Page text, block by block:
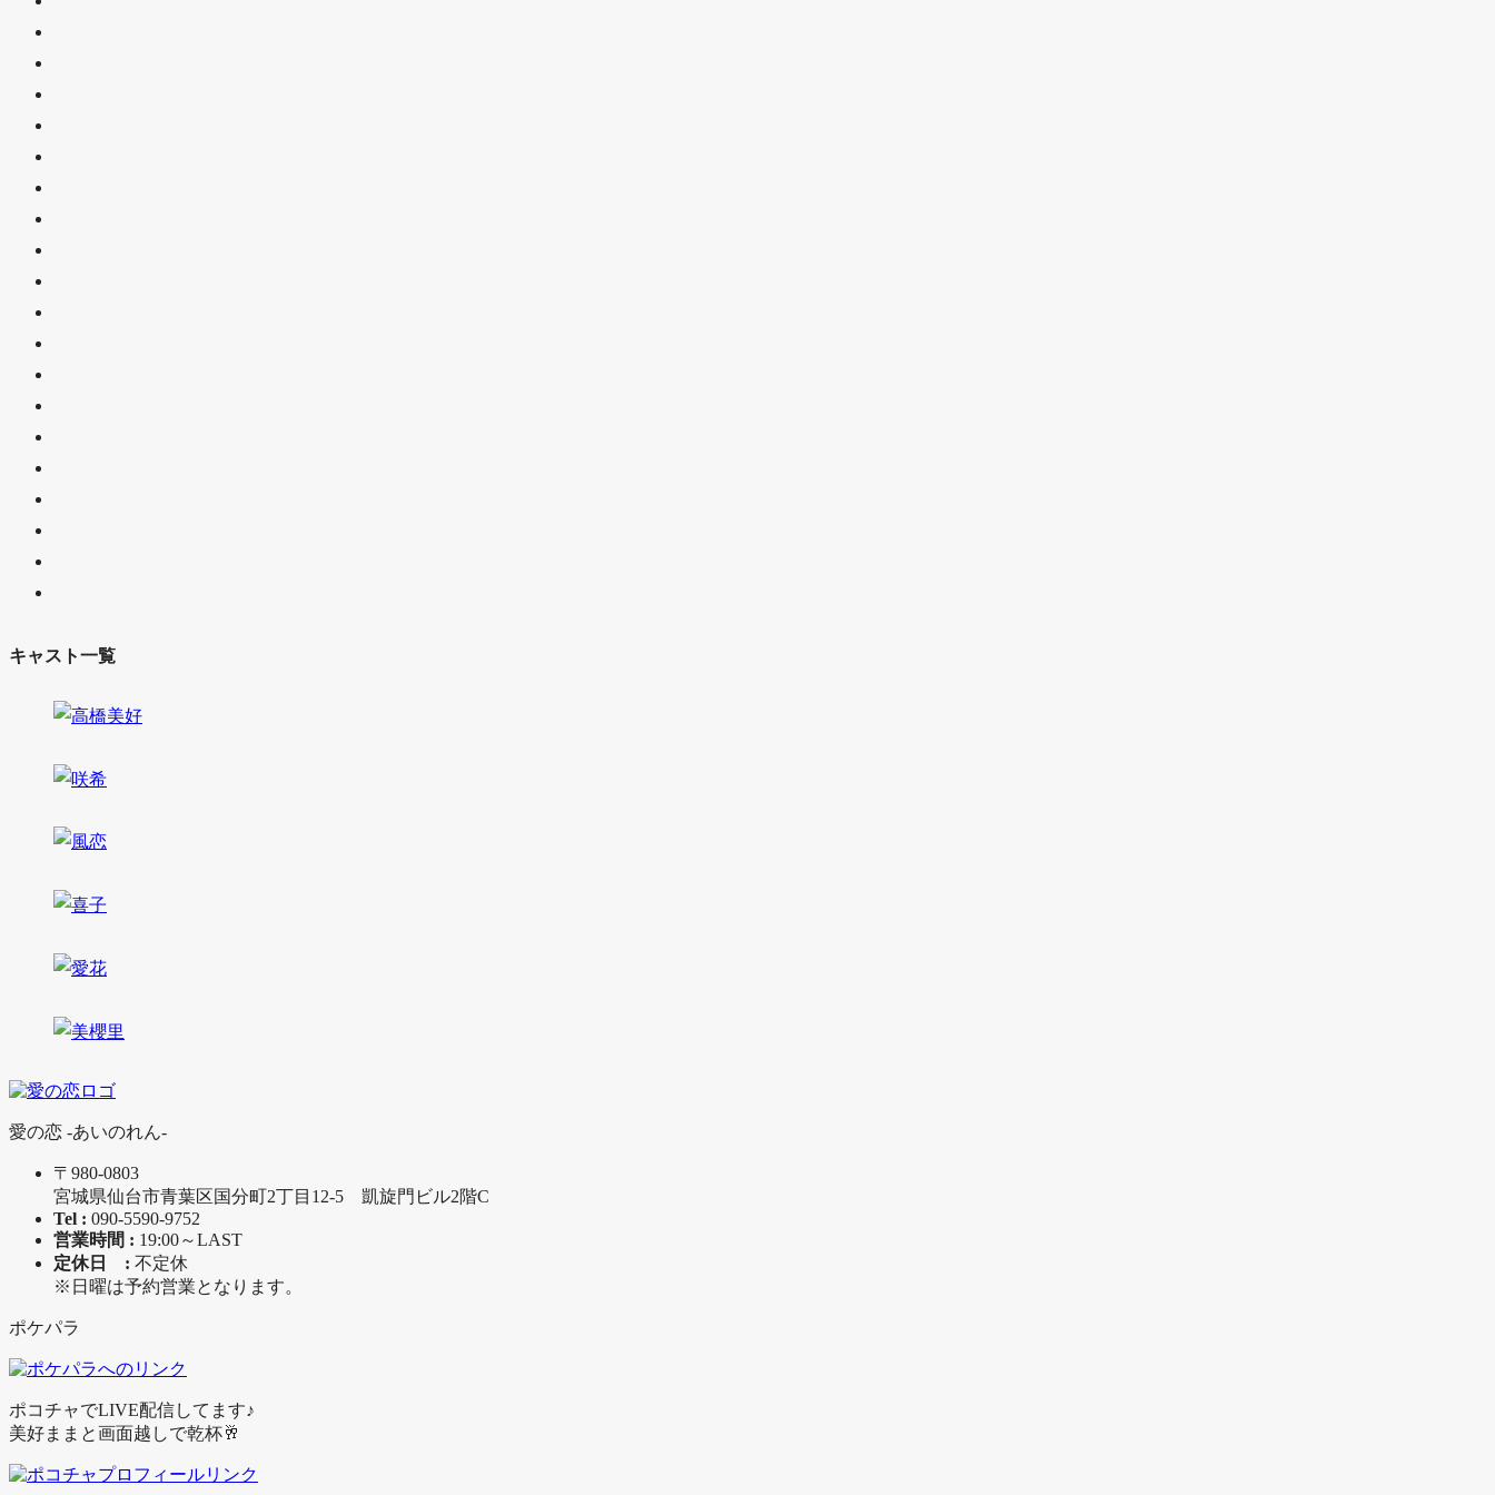
キャスト一覧
愛の恋 -あいのれん-
〒980-0803
宮城県仙台市青葉区国分町2丁目12-5 凱旋門ビル2階C
Tel : 090-5590-9752
営業時間 : 19:00～LAST
定休日 : 不定休
※日曜は予約営業となります。
ポケパラ
ポコチャでLIVE配信してます♪
美好ままと画面越しで乾杯🥂